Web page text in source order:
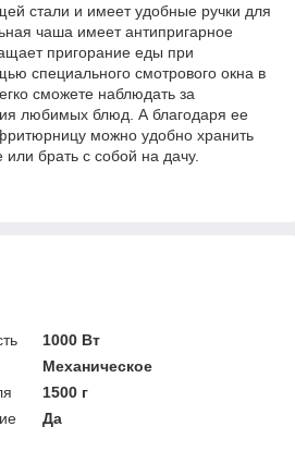
стали и имеет удобные ручки для
чаша имеет антипригарное
пригорание еды при
специального смотрового окна в
сможете наблюдать за
любимых блюд. А благодаря ее
можно удобно хранить
брать с собой на дачу.
1000 Вт
Механическое
1500 г
Да